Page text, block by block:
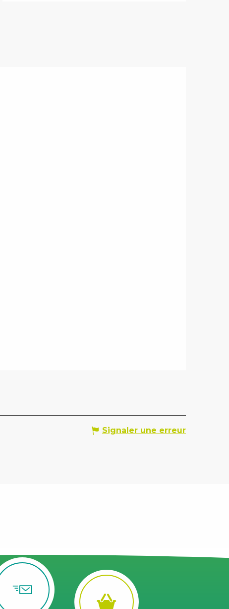
Signaler une erreur